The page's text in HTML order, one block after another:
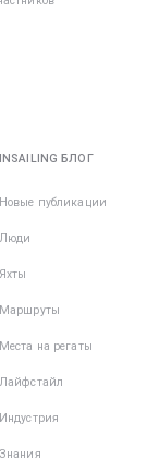
INSAILING БЛОГ
Новые публикации
Люди
Яхты
Маршруты
Места на регаты
Лайфстайл
Индустрия
Знания